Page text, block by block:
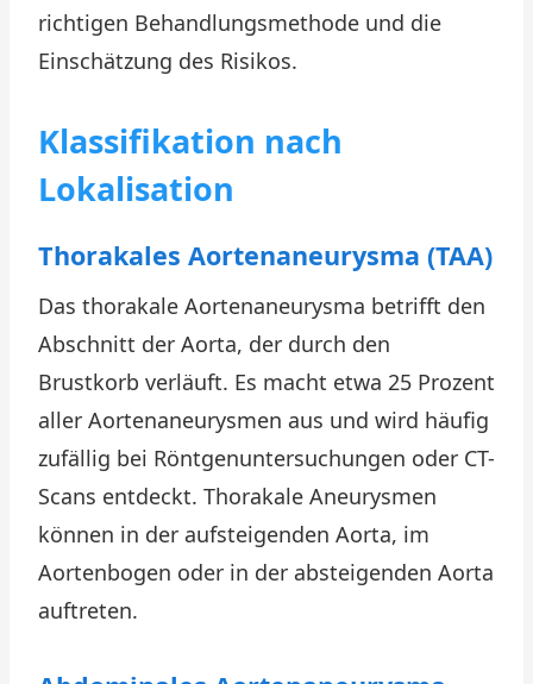
richtigen Behandlungsmethode und die
Einschätzung des Risikos.
Klassifikation nach
Lokalisation
Thorakales Aortenaneurysma (TAA)
Das thorakale Aortenaneurysma betrifft den
Abschnitt der Aorta, der durch den
Brustkorb verläuft. Es macht etwa 25 Prozent
aller Aortenaneurysmen aus und wird häufig
zufällig bei Röntgenuntersuchungen oder CT-
Scans entdeckt. Thorakale Aneurysmen
können in der aufsteigenden Aorta, im
Aortenbogen oder in der absteigenden Aorta
auftreten.